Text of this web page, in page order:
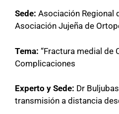
Sede: Asociación Regional
Asociación Jujeña de
Tema: “Fractura medial de
Complicaciones
Experto y Sede: Dr
transmisión a distancia